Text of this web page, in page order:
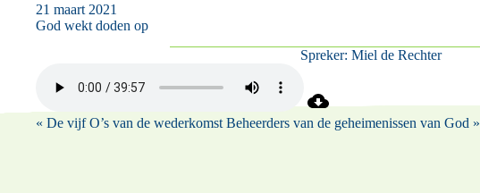
21 maart 2021
God wekt doden op
Spreker: Miel de Rechter
« De vijf O’s van de wederkomst Beheerders van de geheimenissen van God »